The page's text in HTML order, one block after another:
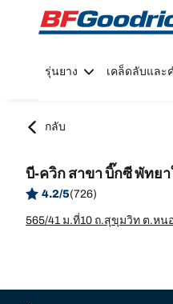
Go to page content
Go to
รุ่นยาง เคล็ดลับและ
กลับ
บี-ควิก สาขา บิ๊กซี พัทย
4.2/5(726)